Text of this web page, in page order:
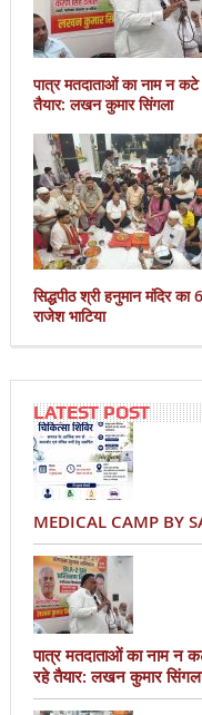
पात्र मतदाताओं का नाम न कटे
तैयार: लखन कुमार सिंगला
सिद्धपीठ श्री हनुमान मंदिर का
राजेश भाटिया
LATEST POST
MEDICAL CAMP BY
पात्र मतदाताओं का नाम न
रहे तैयार: लखन कुमार